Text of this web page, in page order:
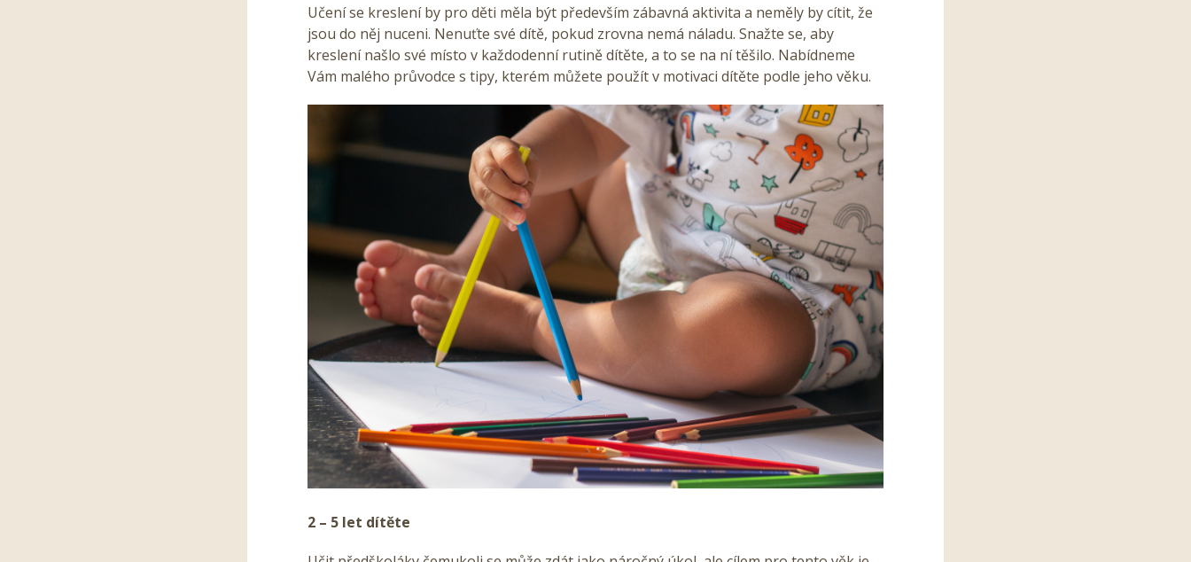
Učení se kreslení by pro děti měla být především zábavná aktivita a neměly by cítit, že
jsou do něj nuceni. Nenuťte své dítě, pokud zrovna nemá náladu. Snažte se, aby
kreslení našlo své místo v každodenní rutině dítěte, a to se na ní těšilo. Nabídneme
Vám malého průvodce s tipy, kterém můžete použít v motivaci dítěte podle jeho věku.
2 – 5 let dítěte